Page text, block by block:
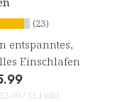
(23)
entspanntes,
Einschlafen
/ 1L) inkl.